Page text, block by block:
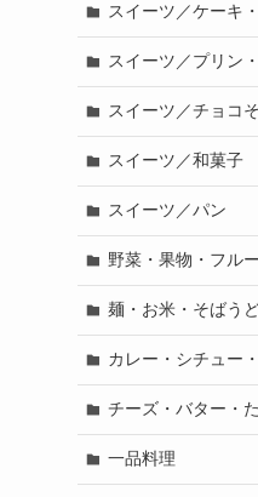
スイーツ／ケーキ
スイーツ／プリン
スイーツ／チョコ
スイーツ／和菓子
スイーツ／パン
野菜・果物・フル
麺・お米・そばう
カレー・シチュー
チーズ・バター・
一品料理